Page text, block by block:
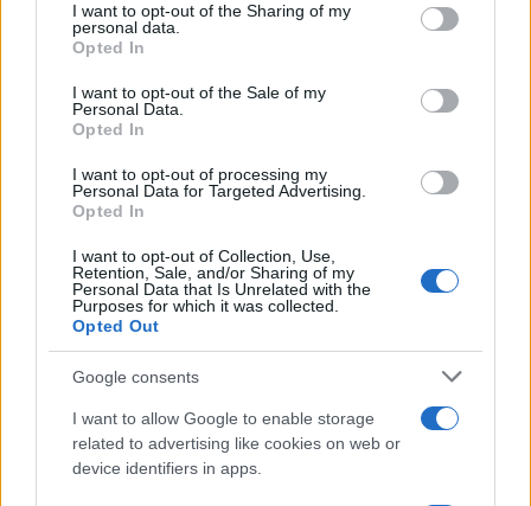
not limited to your visit or usage behaviour. You may click to
grant or deny consent to Google and its third-party tags to
use your data for below specified purposes in below Google
consent section.
I want to opt-out of the Sharing of my
personal data.
Opted In
I want to opt-out of the Sale of my
Personal Data.
Opted In
I want to opt-out of processing my
Personal Data for Targeted Advertising.
Opted In
I want to opt-out of Collection, Use,
Retention, Sale, and/or Sharing of my
Personal Data that Is Unrelated with the
Purposes for which it was collected.
Opted Out
Google consents
I want to allow Google to enable storage
related to advertising like cookies on web or
device identifiers in apps.